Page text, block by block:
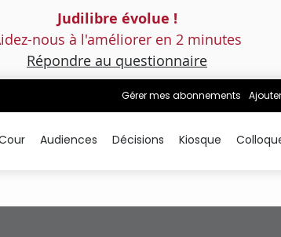
Judilibre évolue !
nous à l'améliorer en 2 minutes
Répondre au questionnaire
Gérer mes abonnements
Audiences Décisions Kiosque